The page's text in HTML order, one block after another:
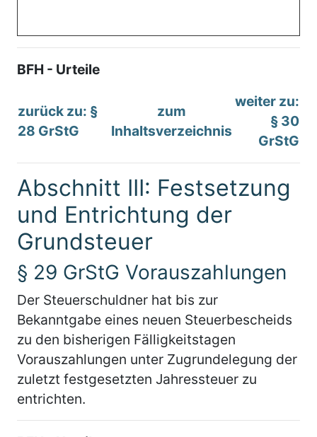
BFH - Urteile
zurück zu: §
28 GrStG
zum
Inhaltsverzeichnis
weiter zu:
§ 30
GrStG
Abschnitt III: Festsetzung
und Entrichtung der
Grundsteuer
§ 29 GrStG Vorauszahlungen
Der Steuerschuldner hat bis zur
Bekanntgabe eines neuen Steuerbescheids
zu den bisherigen Fälligkeitstagen
Vorauszahlungen unter Zugrundelegung der
zuletzt festgesetzten Jahressteuer zu
entrichten.